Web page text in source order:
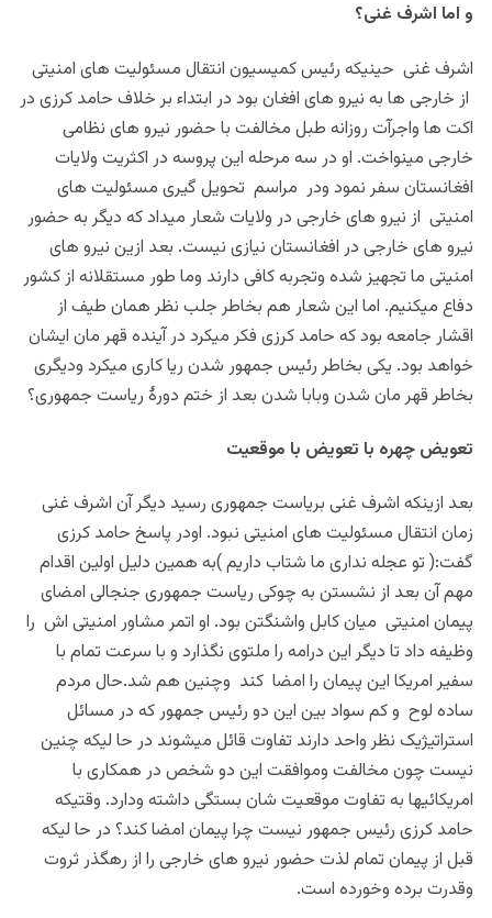
و اما اشرف غنی؟
اشرف غنی حینیکه رئیس کمیسیون انتقال مسئولیت های امنیتی
از خارجی ها به نیرو های افغان بود در ابتداء بر خلاف حامد کرزی در
اکت ها واجرآت روزانه طبل مخالفت با حضور نیرو های نظامی
خارجی مینواخت. او در سه مرحله این پروسه در اکثریت ولایات
افغانستان سفر نمود ودر مراسم تحویل گیری مسئولیت های
امنیتی از نیرو های خارجی در ولایات شعار میداد که دیگر به حضور
نیرو های خارجی در افغانستان نیازی نیست. بعد ازین نیرو های
امنیتی ما تجهیز شده وتجربه کافی دارند وما طور مستقلانه از کشور
دفاع میکنیم. اما این شعار هم بخاطر جلب نظر همان طیف از
اقشار جامعه بود که حامد کرزی فکر میکرد در آینده قهر مان ایشان
خواهد بود. یکی بخاطر رئیس جمهور شدن ریا کاری میکرد ودیگری
بخاطر قهر مان شدن وبابا شدن بعد از ختم دورۀ ریاست جمهوری؟
تعویض چهره با تعویض با موقعیت
بعد ازینکه اشرف غنی بریاست جمهوری رسید دیگر آن اشرف غنی
زمان انتقال مسئولیت های امنیتی نبود. اودر پاسخ حامد کرزی
گفت:( تو عجله نداری ما شتاب داریم )به همین دلیل اولین اقدام
مهم آن بعد از نشستن به چوکی ریاست جمهوری جنجالی امضای
پیمان امنیتی میان کابل واشنگتن بود. او اتمر مشاور امنیتی اش را
وظیفه داد تا دیگر این درامه را ملتوی نگذارد و با سرعت تمام با
سفیر امریکا این پیمان را امضا کند وچنین هم شد.حال مردم
ساده لوح و کم سواد بین این دو رئیس جمهور که در مسائل
استراتیژیک نظر واحد دارند تفاوت قائل میشوند در حا لیکه چنین
نیست چون مخالفت وموافقت این دو شخص در همکاری با
امریکائیها به تفاوت موقعیت شان بستگی داشته ودارد. وقتیکه
حامد کرزی رئیس جمهور نیست چرا پیمان امضا کند؟ در حا لیکه
قبل از پیمان تمام لذت حضور نیرو های خارجی را از رهگذر ثروت
وقدرت برده وخورده است.